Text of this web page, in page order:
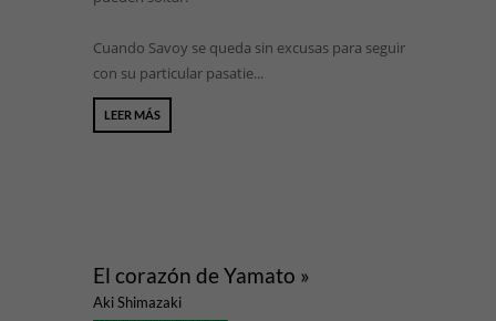
Cuando Savoy se queda sin excusas para seguir
con su particular pasatie...
LEER MÁS
El corazón de Yamato »
Aki Shimazaki